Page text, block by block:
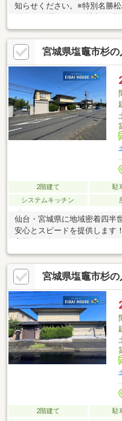
知らせください。※特別名勝
ます。※司法書士は売主の指
は自治体や教育委員会等にご
宮城県塩竈市杉
2階建て 駐
システムキッチン
仙台・宮城県に地域密着四半
安心とスピードを提供します
択をご提案させて頂きます！
宮城県塩竈市杉
2階建て 駐